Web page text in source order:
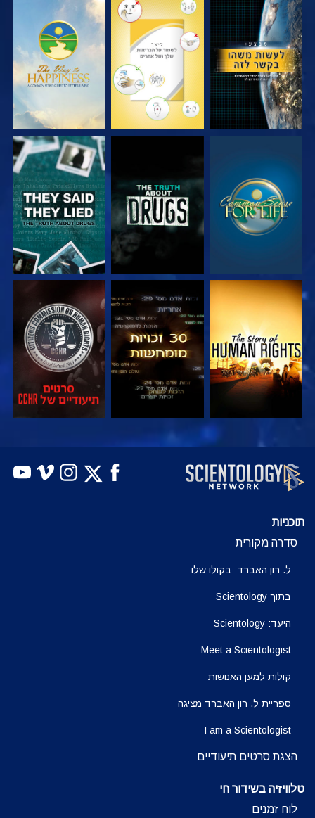
צפה צפה צפה
צפה צפה צפה
צפה צפה צפה
צפה בדוק את הסדרה
תוכניות
סדרה מקורית
ל. רון האברד: בקולו שלו
בתוך Scientology
היעד: Scientology
Meet a Scientologist
קולות למען האנושות
ספריית ל. רון האברד מציגה
I am a Scientologist
הצגת סרטים תיעודיים
טלוויזיה בשידור חי
לוח זמנים